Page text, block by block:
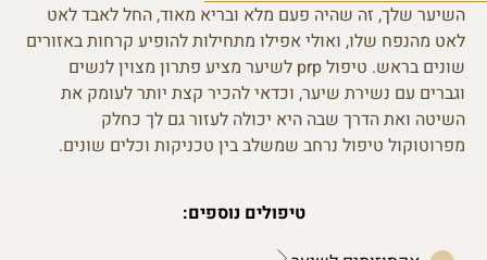
השיער שלך, זה שהיה פעם מלא ובריא מאוד, החל לאבד לאט
לאט מהנפח שלו, ואולי אפילו מתחילות להופיע קרחות באזורים
שונים בראש. טיפול prp לשיער מציע פתרון מצוין לנשים
וגברים עם נשירת שיער, וכדאי להכיר קצת יותר לעומק את
השיטה ואת הדרך שבה היא יכולה לעזור גם לך כחלק
מפרוטוקול טיפול נרחב שמשלב בין טכניקות וכלים שונים.
טיפולים נוספים: